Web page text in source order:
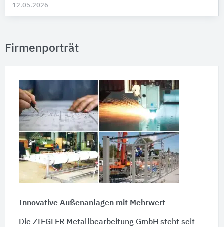
12.05.2026
Firmenporträt
Innovative Außenanlagen mit Mehrwert
Die ZIEGLER Metallbearbeitung GmbH steht seit